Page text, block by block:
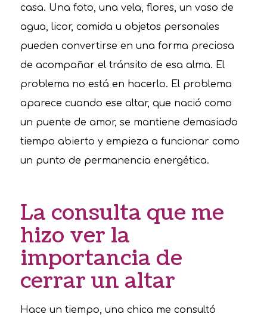
casa. Una foto, una vela, flores, un vaso de
agua, licor, comida u objetos personales
pueden convertirse en una forma preciosa
de acompañar el tránsito de esa alma. El
problema no está en hacerlo. El problema
aparece cuando ese altar, que nació como
un puente de amor, se mantiene demasiado
tiempo abierto y empieza a funcionar como
un punto de permanencia energética.
La consulta que me
hizo ver la
importancia de
cerrar un altar
Hace un tiempo, una chica me consultó